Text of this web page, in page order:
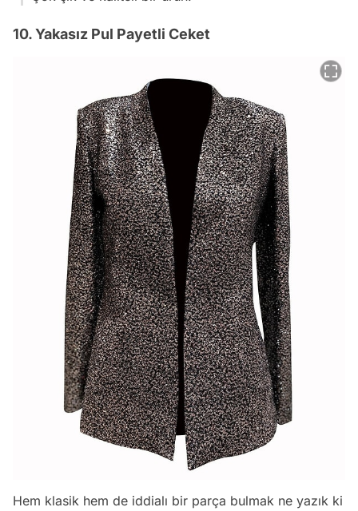
10. Yakasız Pul Payetli Ceket
Hem klasik hem de iddialı bir parça bulmak ne yazık ki